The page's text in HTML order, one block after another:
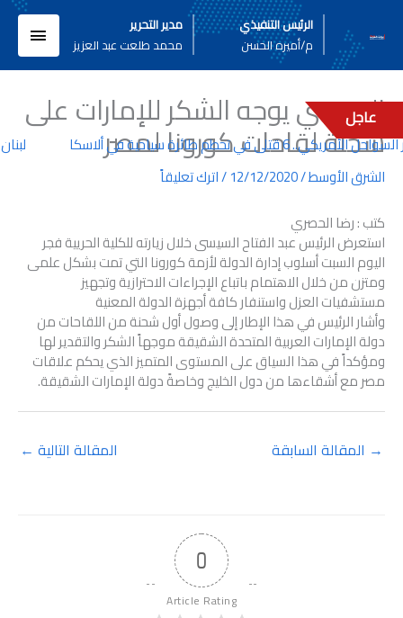
المحتوى
الرئيس التنفيذي
م/أميره الحسن
مدير التحرير
محمد طلعت عبد العزيز
عاجل
6 قتلى في تحطم طائرة سياحية في ألاسكا
السيسي يوجه الشكر للإمارات على
شحنة لقاحات كورونا لمصر
الشرق الأوسط/
12/12/2020
/اترك تعليقاً
كتب : رضا الحصري
استعرض الرئيس عبد الفتاح السيسى خلال زيارته للكلية الحريية فجر
اليوم السبت أسلوب إدارة الدولة لأزمة كورونا التي تمت بشكل علمى
ومتزن من خلال الاهتمام باتباع الإجراءات الاحترازية وتجهيز
مستشفيات العزل واستنفار كافة أجهزة الدولة المعنية
وأشار الرئيس في هذا الإطار إلى وصول أول شحنة من اللقاحات من
دولة الإمارات العربية المتحدة الشقيقة موجهاً الشكر والتقدير لها
ومؤكداً في هذا السياق على المستوى المتميز الذي يحكم علاقات
مصر مع أشقاءها من دول الخليج وخاصةً دولة الإمارات الشقيقة.
→ المقالة السابقة المقالة التالية ←
0
Article Rating